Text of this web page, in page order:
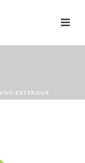
EXTERIEUR